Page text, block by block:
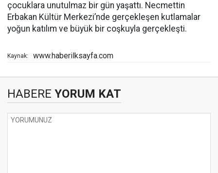
çocuklara unutulmaz bir gün yaşattı. Necmettin
Erbakan Kültür Merkezi’nde gerçekleşen kutlamalar
yoğun katılım ve büyük bir coşkuyla gerçekleşti.
Kaynak: www.haberilksayfa.com
HABERE YORUM KAT